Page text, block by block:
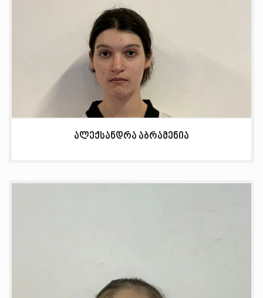
ალექსანდრა აბრამენია